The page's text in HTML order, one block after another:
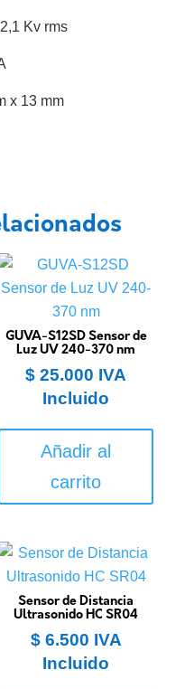
Kv rms
x 13 mm
GUVA-S12SD Sensor de
Luz UV 240-370 nm
$ 25.000 IVA
Incluido
Añadir al
carrito
Sensor de Distancia
Ultrasonido HC SR04
$6.500 IVA
Incluido